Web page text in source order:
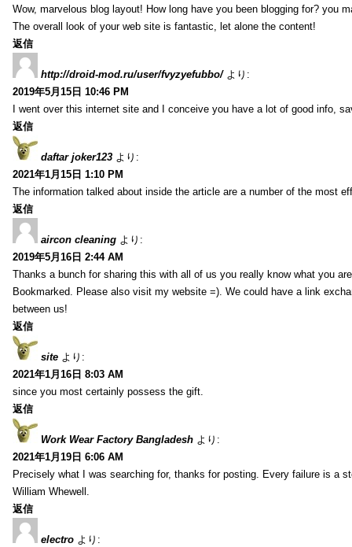
Wow, marvelous blog layout! How long have you been blogging for? you
The overall look of your web site is fantastic, let alone the content!
返信
http://droid-mod.ru/user/fvyzyefubbo/ より:
2019年5月15日 10:46 PM
I went over this internet site and I conceive you have a lot of good info,
返信
daftar joker123 より:
2021年1月15日 1:10 PM
The information talked about inside the article are a number of the most
返信
aircon cleaning より:
2019年5月16日 2:44 AM
Thanks a bunch for sharing this with all of us you really know what you
Bookmarked. Please also visit my website =). We could have a link
between us!
返信
site より:
2021年1月16日 8:03 AM
since you most certainly possess the gift.
返信
Work Wear Factory Bangladesh より:
2021年1月19日 6:06 AM
Precisely what I was searching for, thanks for posting. Every failure is a
William Whewell.
返信
electro より: